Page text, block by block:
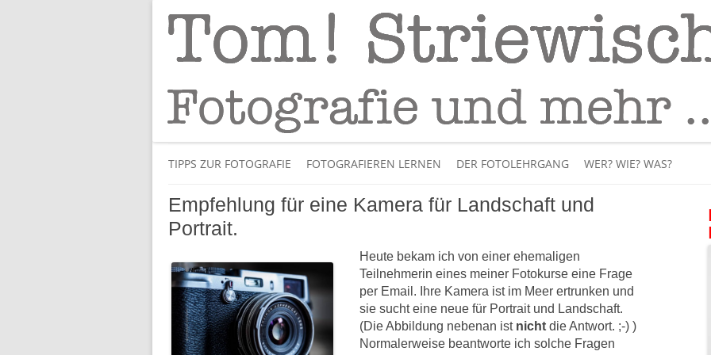
Tom! Striewisch – Fotografieren lernen
Tipps und Tricks und Meinungen zur Fotografie
to
TIPPS ZUR FOTOGRAFIE FOTOGRAFIEREN LERNEN DER FOTOLEHRGANG WER? WIE? WAS?
ÜBER MICH
PANORAMAFOTOGRAFIE
VIDEOS UND LEHRFILME
IM INTERNET
Empfehlung für eine Kamera für Landschaft und
Portrait.
Heute bekam ich von einer ehemaligen
Teilnehmerin eines meiner Fotokurse eine Frage
per Email. Ihre Kamera ist im Meer ertrunken und
sie sucht eine neue für Portrait und Landschaft.
(Die Abbildung nebenan istnicht die Antwort. ;-) )
Normalerweise beantworte ich solche Fragen